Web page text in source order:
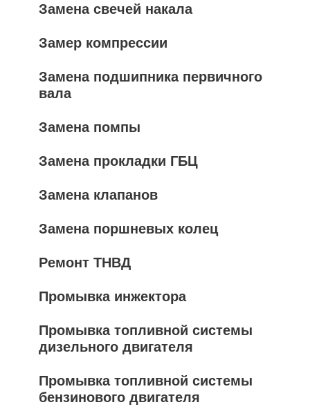
Замена свечей накала
Замер компрессии
Замена подшипника первичного
вала
Замена помпы
Замена прокладки ГБЦ
Замена клапанов
Замена поршневых колец
Ремонт ТНВД
Промывка инжектора
Промывка топливной системы
дизельного двигателя
Промывка топливной системы
бензинового двигателя